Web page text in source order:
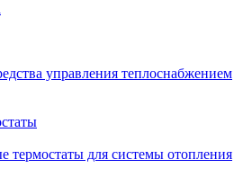
управления теплоснабжением
термостаты для системы отопления